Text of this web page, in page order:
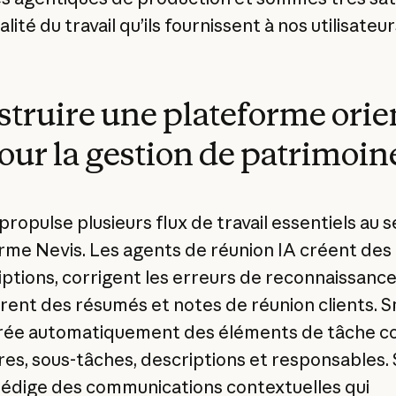
du travail qu’ils fournissent à nos
une plateforme
la gestion de
plusieurs flux de travail essentiels au
Nevis. Les agents de réunion IA créent des
corrigent les erreurs de
des résumés et notes de réunion clients.
automatiquement des éléments de tâche
sous-tâches, descriptions et responsables.
des communications contextuelles qui